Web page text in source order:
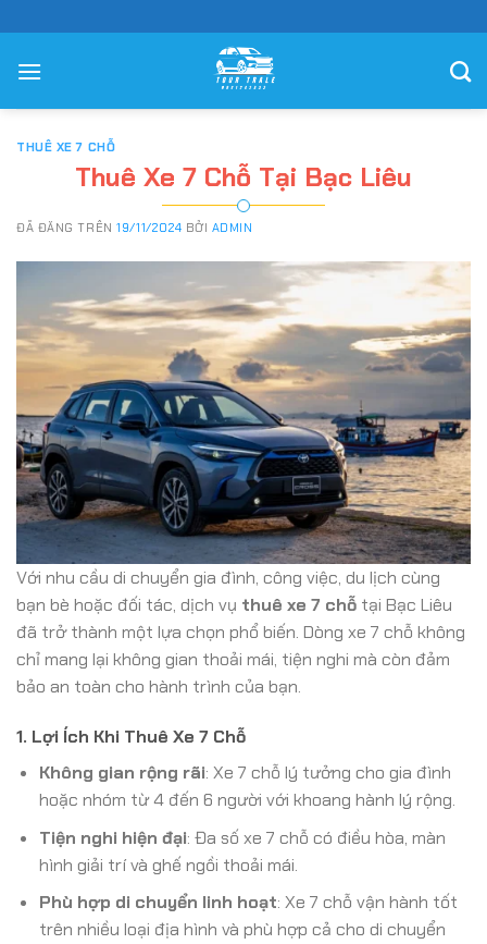
đến
nội
THUÊ XE 7 CHỖ
Thuê Xe 7 Chỗ Tại Bạc Liêu
ĐÃ ĐĂNG TRÊN19/11/2024 BỞI ADMIN
Với nhu cầu di chuyển gia đình, công việc, du lịch cùng
bạn bè hoặc đối tác, dịch vụ thuê xe 7 chỗ tại Bạc Liêu
đã trở thành một lựa chọn phổ biến. Dòng xe 7 chỗ không
chỉ mang lại không gian thoải mái, tiện nghi mà còn đảm
bảo an toàn cho hành trình của bạn.
1. Lợi Ích Khi Thuê Xe 7 Chỗ
Không gian rộng rãi: Xe 7 chỗ lý tưởng cho gia đình
hoặc nhóm từ 4 đến 6 người với khoang hành lý rộng.
Tiện nghi hiện đại: Đa số xe 7 chỗ có điều hòa, màn
hình giải trí và ghế ngồi thoải mái.
Phù hợp di chuyển linh hoạt: Xe 7 chỗ vận hành tốt
trên nhiều loại địa hình và phù hợp cả cho di chuyển